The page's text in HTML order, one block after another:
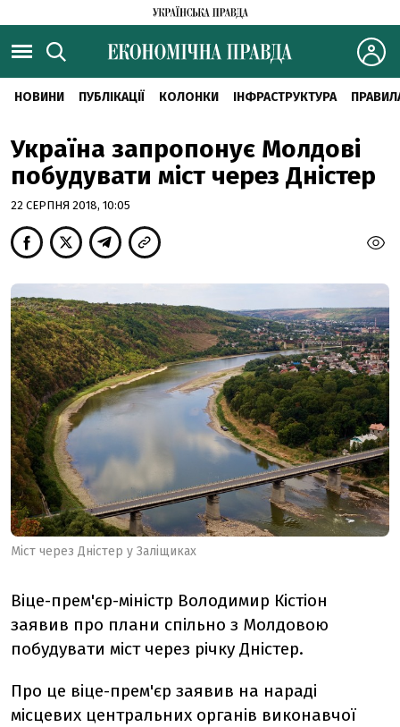
НОВИНИ ПУБЛІКАЦІЇ КОЛОНКИ ІНФРАСТРУКТУРА
Україна запропонує Молдові
побудувати міст через Дністер
22 СЕРПНЯ 2018, 10:05
Міст через Дністер у Заліщиках
Віце-прем'єр-міністр Володимир Кістіон
заявив про плани спільно з Молдовою
побудувати міст через річку Дністер.
Про це віце-прем'єр заявив на нараді
місцевих центральних органів виконавчої